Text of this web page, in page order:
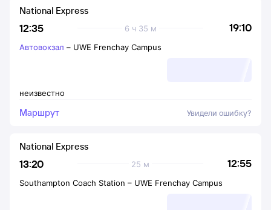
12:35 19:10
6 ч 35 м
National Express
неизвестно
Автовокзал – UWE Frenchay Campus
Маршрут Увидели ошибку?
13:20 12:55
25 м
National Express
Southampton Coach Station – UWE Frenchay Campus